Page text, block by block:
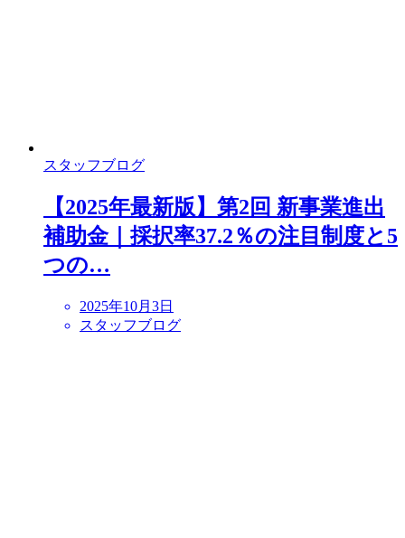
スタッフブログ
【2025年最新版】第2回 新事業進出
補助金｜採択率37.2％の注目制度と5
つの…
2025年10月3日
スタッフブログ